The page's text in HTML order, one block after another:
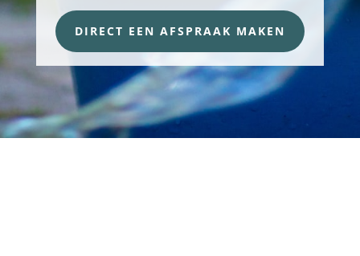
DIRECT EEN AFSPRAAK MAKEN